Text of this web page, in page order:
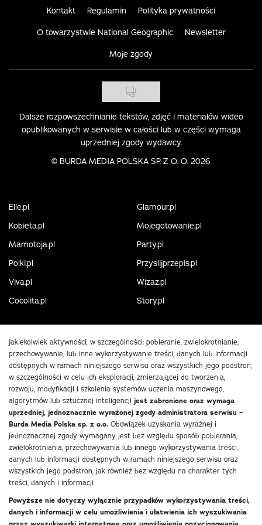
Kontakt Regulamin Polityka prywatności
O towarzystwie National Geographic Newsletter
Moje zgody
Dalsze rozpowszechnianie tekstów, zdjęć i materiałów wideo
opublikowanych w serwisie w całości lub w części wymaga
uprzedniej zgody wydawcy.
© BURDA MEDIA POLSKA SP. Z O. O. 2026
Elle.pl
Glamour.pl
Kobieta.pl
Mojegotowanie.pl
Mamotoja.pl
Party.pl
Polki.pl
Przyslijprzepis.pl
Viva.pl
Wizaz.pl
Cocolita.pl
Story.pl
Jakiekolwiek aktywności, w szczególności: pobieranie, zwielokrotnianie,
przechowywanie, lub inne wykorzystywanie treści, danych lub informacji
dostępnych w ramach niniejszego serwisu oraz wszystkich jego podstron,
w szczególności w celu ich eksploracji, zmierzającej do tworzenia,
rozwoju, modyfikacji i szkolenia systemów uczenia maszynowego,
algorytmów lub sztucznej inteligencji jest zabronione oraz wymaga
uprzedniej, jednoznacznie wyrażonej zgody administratora serwisu –
Burda Media Polska sp. z o.o. Obowiązek uzyskania wyraźnej i
jednoznacznej zgody wymagany jest bez względu sposób pobierania,
zwielokrotniania, przechowywania lub innego wykorzystywania treści,
danych lub informacji dostępnych w ramach niniejszego serwisu oraz
wszystkich jego podstron, jak również bez względu na charakter tych
treści, danych i informacji.
Powyższe nie dotyczy wyłącznie przypadków wykorzystywania treści,
danych i informacji w celu umożliwienia i ułatwienia ich wyszukiwania